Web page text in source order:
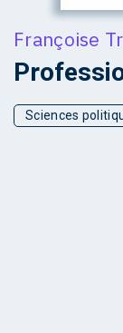
Françoise
Sciences